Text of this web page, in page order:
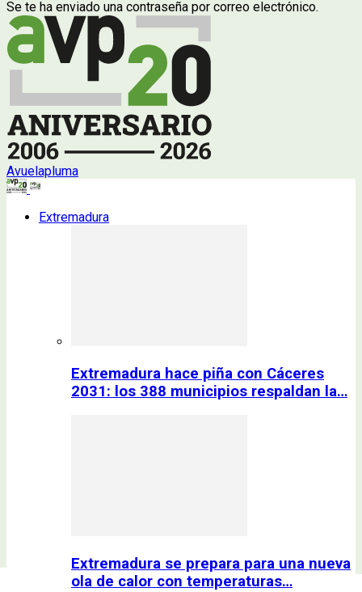
Se te ha enviado una contraseña por correo electrónico.
Avuelapluma
Extremadura
Extremadura hace piña con Cáceres
2031: los 388 municipios respaldan la…
Extremadura se prepara para una nueva
ola de calor con temperaturas…